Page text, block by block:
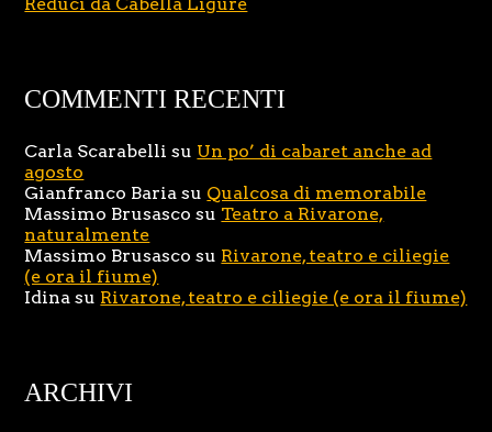
COMMENTI RECENTI
Carla Scarabelli su Un po’ di cabaret anche ad
agosto
Gianfranco Baria su Qualcosa di memorabile
Massimo Brusasco su Teatro a Rivarone,
naturalmente
Massimo Brusasco su Rivarone, teatro e ciliegie
(e ora il fiume)
Idina su Rivarone, teatro e ciliegie (e ora il fiume)
ARCHIVI